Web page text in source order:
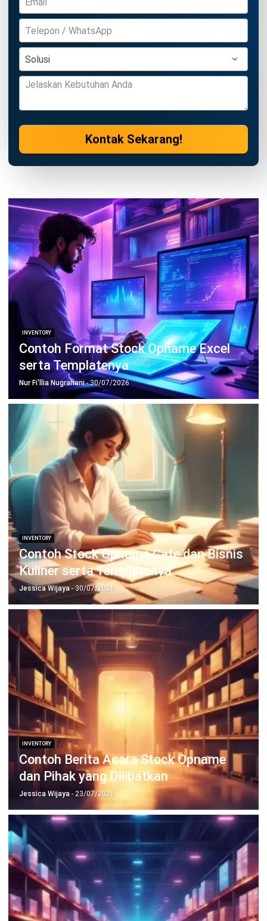
INVENTORY
Contoh Slow Moving Product serta 7
Jessica Wijaya - 04/08/2026
Jalankan Bisnis Lebih Mudah
Bersama HashMicro
Mulai demo gratis hari ini tanpa komitmen. Dapatkan solusi terbaik
untuk bisnis yang lebih efisien.
Jadwalkan Konsultasi
Coba Gratis
TENTANG KAMI
Wawasan Bisnis
Pelajari Lebih Lanjut Tentang Software untuk
Bisnis
Temukan Software Terbaik untuk Bisnis